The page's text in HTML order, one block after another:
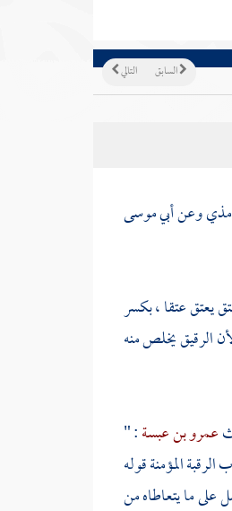
التالي السابق
وعنأبي موسى
يعتق عتقا ، بكسر
الرقيق يخلص منه
عمرو بن عبسة: "
المؤمنة قوله
على ما يتعاطاه من